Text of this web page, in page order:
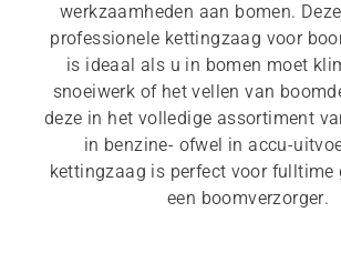
werkzaamheden aan bomen.
professionele kettingzaag voor
is ideaal als u in bomen moet
snoeiwerk of het vellen van
deze in het volledige assortiment
in benzine- ofwel in accu-
kettingzaag is perfect voor fulltime
een boomverzorger.